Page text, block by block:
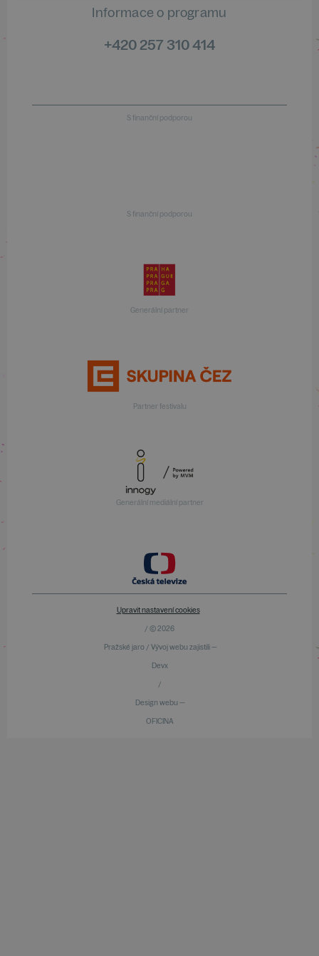
Informace o programu
+420 257 310 414
S finanční podporou
S finanční podporou
Generální partner
Partner festivalu
Generální mediální partner
Upravit nastavení cookies
/ © 2026
Pražské jaro / Vývoj webu zajistili —
Devx
/
Design webu —
OFICINA